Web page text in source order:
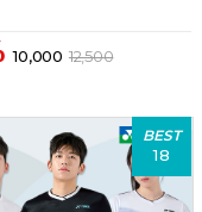
10,000 12,500
BEST
18